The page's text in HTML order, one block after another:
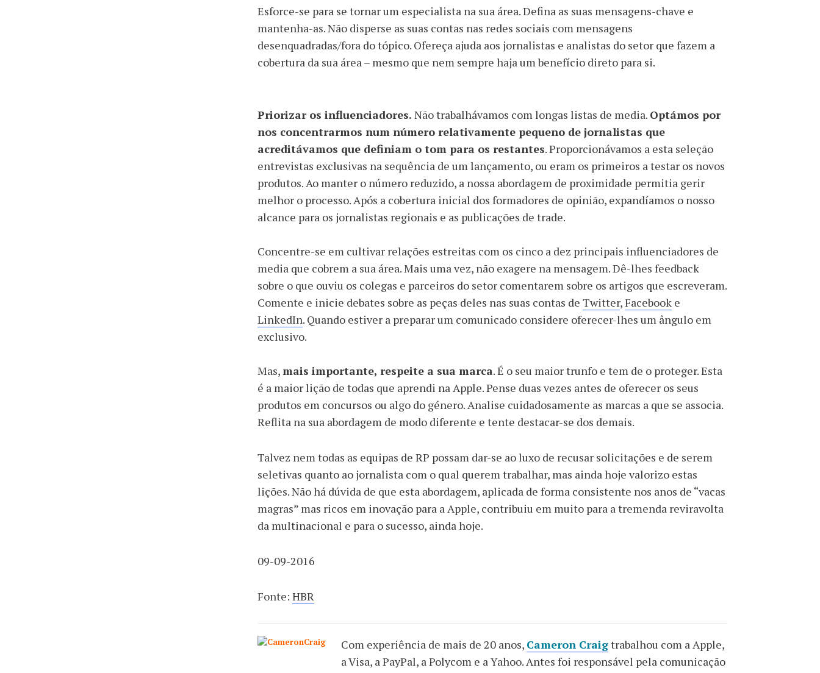
Esforce-se para se tornar um especialista na sua área. Defina as suas mensagens-chave e
mantenha-as. Não disperse as suas contas nas redes sociais com mensagens
desenquadradas/fora do tópico. Ofereça ajuda aos jornalistas e analistas do setor que fazem a
cobertura da sua área – mesmo que nem sempre haja um benefício direto para si.
Priorizar os influenciadores. Não trabalhávamos com longas listas de media. Optámos por
nos concentrarmos num número relativamente pequeno de jornalistas que
acreditávamos que definiam o tom para os restantes. Proporcionávamos a esta seleção
entrevistas exclusivas na sequência de um lançamento, ou eram os primeiros a testar os novos
produtos. Ao manter o número reduzido, a nossa abordagem de proximidade permitia gerir
melhor o processo. Após a cobertura inicial dos formadores de opinião, expandíamos o nosso
alcance para os jornalistas regionais e as publicações de trade.
Concentre-se em cultivar relações estreitas com os cinco a dez principais influenciadores de
media que cobrem a sua área. Mais uma vez, não exagere na mensagem. Dê-lhes feedback
sobre o que ouviu os colegas e parceiros do setor comentarem sobre os artigos que escreveram.
Comente e inicie debates sobre as peças deles nas suas contas de Twitter,Facebook e
LinkedIn. Quando estiver a preparar um comunicado considere oferecer-lhes um ângulo em
exclusivo.
Mas,mais importante, respeite a sua marca. É o seu maior trunfo e tem de o proteger. Esta
é a maior lição de todas que aprendi na Apple. Pense duas vezes antes de oferecer os seus
produtos em concursos ou algo do género. Analise cuidadosamente as marcas a que se associa.
Reflita na sua abordagem de modo diferente e tente destacar-se dos demais.
Talvez nem todas as equipas de RP possam dar-se ao luxo de recusar solicitações e de serem
seletivas quanto ao jornalista com o qual querem trabalhar, mas ainda hoje valorizo estas
lições. Não há dúvida de que esta abordagem, aplicada de forma consistente nos anos de “vacas
magras” mas ricos em inovação para a Apple, contribuiu em muito para a tremenda reviravolta
da multinacional e para o sucesso, ainda hoje.
09-09-2016
Fonte: HBR
Com experiência de mais de 20 anos, Cameron Craigtrabalhou com a Apple,
a Visa, a PayPal, a Polycom e a Yahoo. Antes foi responsável pela comunicação